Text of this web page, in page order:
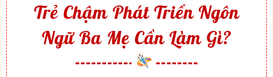
Trẻ Chậm Phát Triển Ngôn
Ngữ Ba Mẹ Cần Làm Gì?